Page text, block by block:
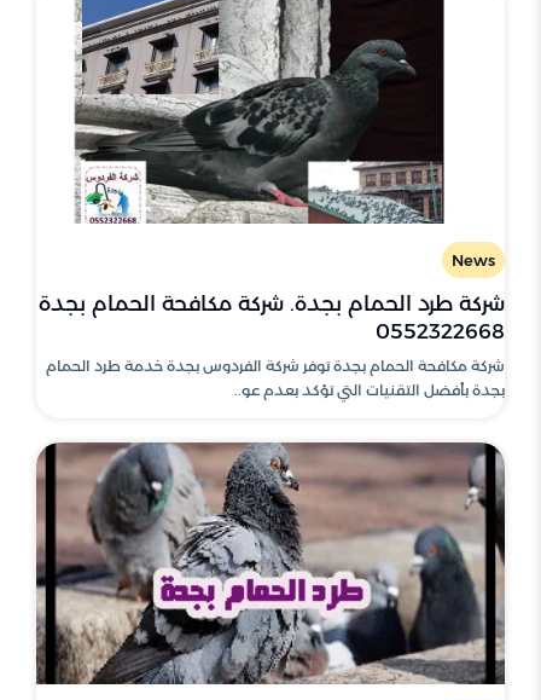
News
شركة طرد الحمام بجدة. شركة مكافحة الحمام بجدة
0552322668
شركة مكافحة الحمام بجدة توفر شركة الفردوس بجدة خدمة طرد الحمام
بجدة بأفضل التقنيات التي تؤكد بعدم عو..